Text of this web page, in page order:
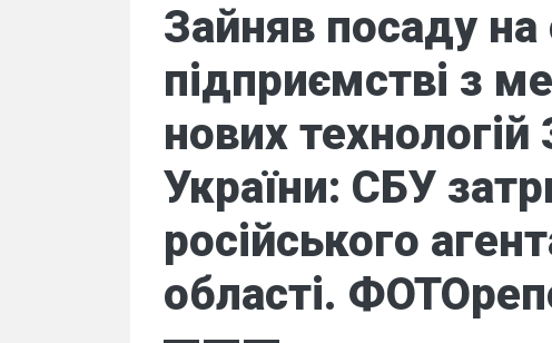
Зайняв посаду
підприємстві з
нових
України: СБУ
російського
області.